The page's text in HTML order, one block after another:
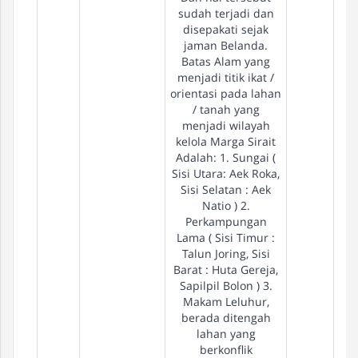
sudah terjadi dan
disepakati sejak
jaman Belanda.
Batas Alam yang
menjadi titik ikat /
orientasi pada lahan
/ tanah yang
menjadi wilayah
kelola Marga Sirait
Adalah: 1. Sungai (
Sisi Utara: Aek Roka,
Sisi Selatan : Aek
Natio ) 2.
Perkampungan
Lama ( Sisi Timur :
Talun Joring, Sisi
Barat : Huta Gereja,
Sapilpil Bolon ) 3.
Makam Leluhur,
berada ditengah
lahan yang
berkonflik